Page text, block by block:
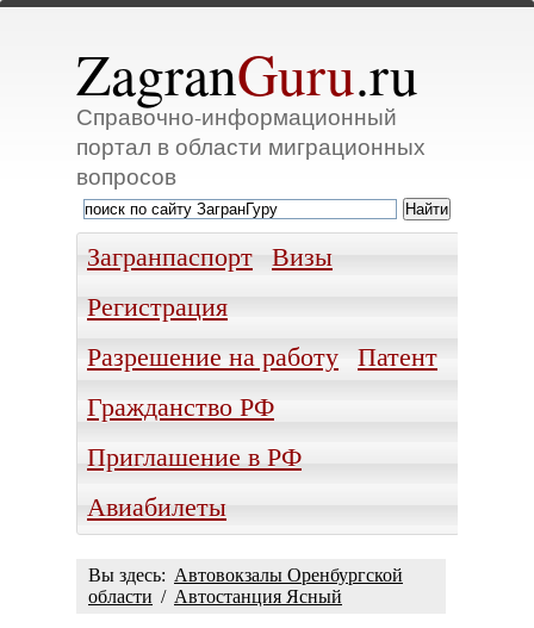
ZagranGuru.ru
Справочно-информационный
портал в области миграционных
вопросов
Загранпаспорт
Визы
Регистрация
Разрешение на работу
Патент
Гражданство РФ
Приглашение в РФ
Авиабилеты
Вы здесь: Автовокзалы Оренбургской
области / Автостанция Ясный